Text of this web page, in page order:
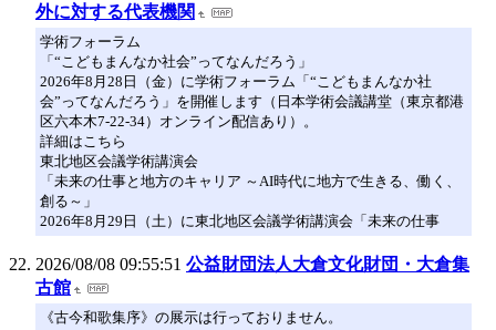
外に対する代表機関
学術フォーラム
「“こどもまんなか社会”ってなんだろう」
2026年8月28日（金）に学術フォーラム「“こどもまんなか社
会”ってなんだろう」を開催します（日本学術会議講堂（東京都港
区六本木7-22-34）オンライン配信あり）。
詳細はこちら
東北地区会議学術講演会
「未来の仕事と地方のキャリア ～AI時代に地方で生きる、働く、
創る～」
2026年8月29日（土）に東北地区会議学術講演会「未来の仕事
2026/08/08 09:55:51 公益財団法人大倉文化財団・大倉集
古館
《古今和歌集序》の展示は行っておりません。